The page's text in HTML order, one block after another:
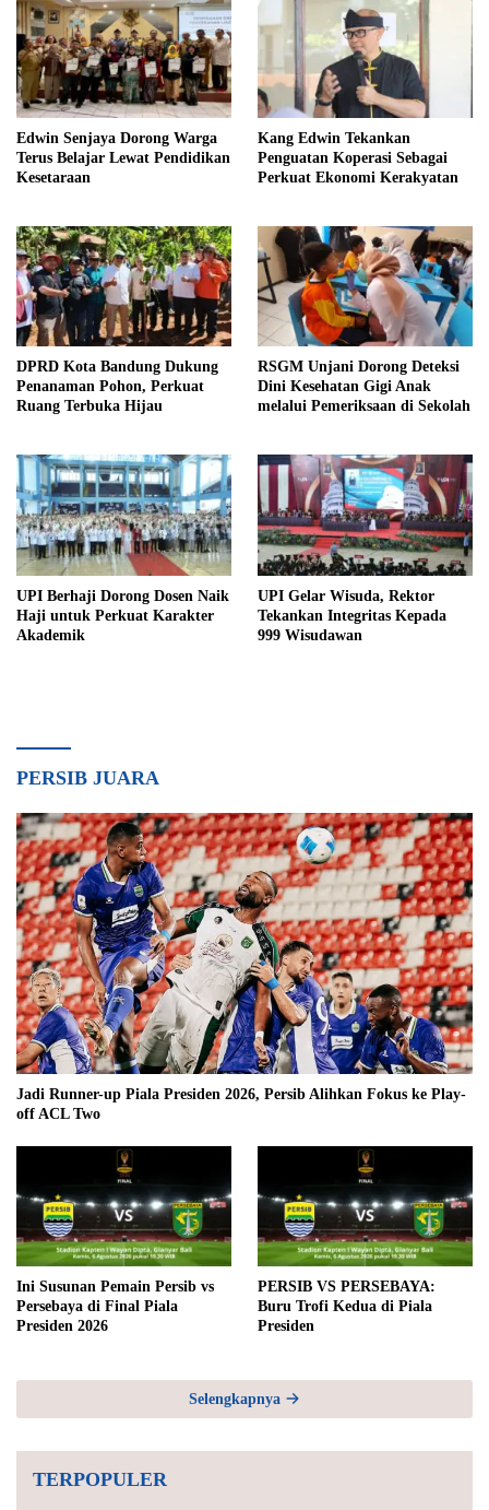
Edwin Senjaya Dorong Warga
Terus Belajar Lewat Pendidikan
Kesetaraan
Kang Edwin Tekankan
Penguatan Koperasi Sebagai
Perkuat Ekonomi Kerakyatan
DPRD Kota Bandung Dukung
Penanaman Pohon, Perkuat
Ruang Terbuka Hijau
RSGM Unjani Dorong Deteksi
Dini Kesehatan Gigi Anak
melalui Pemeriksaan di Sekolah
UPI Berhaji Dorong Dosen Naik
Haji untuk Perkuat Karakter
Akademik
UPI Gelar Wisuda, Rektor
Tekankan Integritas Kepada
999 Wisudawan
PERSIB JUARA
Jadi Runner-up Piala Presiden 2026, Persib Alihkan Fokus ke Play-
off ACL Two
Ini Susunan Pemain Persib vs
Persebaya di Final Piala
Presiden 2026
PERSIB VS PERSEBAYA:
Buru Trofi Kedua di Piala
Presiden
Selengkapnya
TERPOPULER